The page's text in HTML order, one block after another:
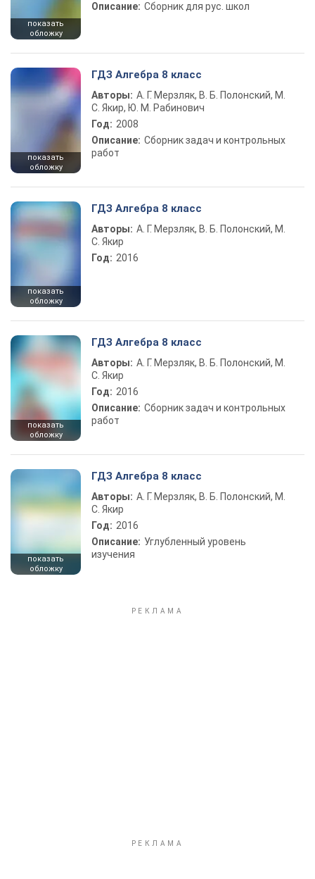
показать
обложку
Описание: Сборник для рус. школ
показать
обложку
ГДЗ Алгебра 8 класс
Авторы: А. Г. Мерзляк, В. Б. Полонский, М.
С. Якир, Ю. М. Рабинович
Год: 2008
Описание: Сборник задач и контрольных
работ
показать
обложку
ГДЗ Алгебра 8 класс
Авторы: А. Г. Мерзляк, В. Б. Полонский, М.
С. Якир
Год: 2016
показать
обложку
ГДЗ Алгебра 8 класс
Авторы: А. Г. Мерзляк, В. Б. Полонский, М.
С. Якир
Год: 2016
Описание: Сборник задач и контрольных
работ
показать
обложку
ГДЗ Алгебра 8 класс
Авторы: А. Г. Мерзляк, В. Б. Полонский, М.
С. Якир
Год: 2016
Описание: Углубленный уровень
изучения